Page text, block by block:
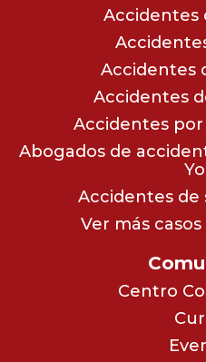
Accidentes
Accidentes
Accidentes
Accidentes
Abogados de
Accidentes de
Ver más
Centro